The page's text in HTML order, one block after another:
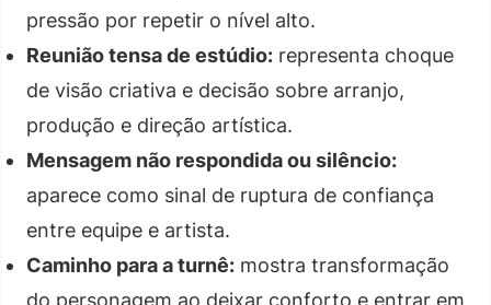
pressão por repetir o nível alto.
Reunião tensa de estúdio: representa choque
de visão criativa e decisão sobre arranjo,
produção e direção artística.
Mensagem não respondida ou silêncio:
aparece como sinal de ruptura de confiança
entre equipe e artista.
Caminho para a turnê: mostra transformação
do personagem ao deixar conforto e entrar em